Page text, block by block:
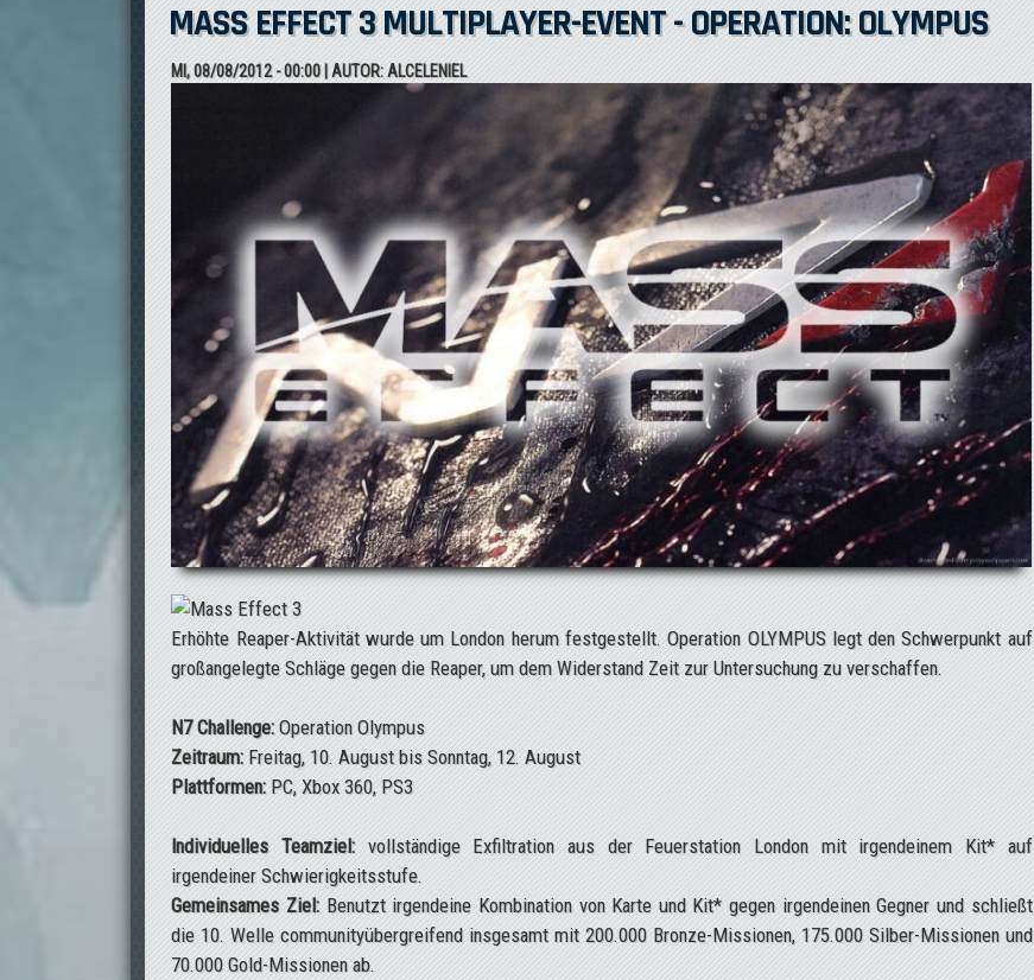
MASS EFFECT 3 MULTIPLAYER-EVENT - OPERATION: OLYMPUS
MI, 08/08/2012 - 00:00 | AUTOR:ALCELENIEL
Erhöhte Reaper-Aktivität wurde um London herum festgestellt. Operation OLYMPUS legt den Schwerpunkt auf
großangelegte Schläge gegen die Reaper, um dem Widerstand Zeit zur Untersuchung zu verschaffen.
N7 Challenge:Operation Olympus
Zeitraum:Freitag, 10. August bis Sonntag, 12. August
Plattformen:PC, Xbox 360, PS3
Individuelles Teamziel:vollständige Exfiltration aus der Feuerstation London mit irgendeinem Kit* auf
irgendeiner Schwierigkeitsstufe.
Gemeinsames Ziel:Benutzt irgendeine Kombination von Karte und Kit* gegen irgendeinen Gegner und schließt
die 10. Welle communityübergreifend insgesamt mit 200.000 Bronze-Missionen, 175.000 Silber-Missionen und
70.000 Gold-Missionen ab.